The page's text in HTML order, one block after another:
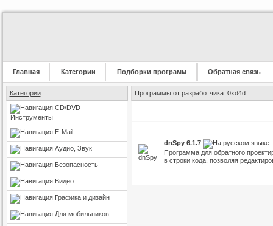
Главная Категории Подборки программ Обратная связь
Категории
CD/DVD
Инструменты
E-Mail
Аудио, Звук
Безопасность
Видео
Графика и дизайн
Для мобильников
Программы от разработчика: 0xd4d
dnSpy 6.1.7
Программа для обратного
в строки кода, позволяя